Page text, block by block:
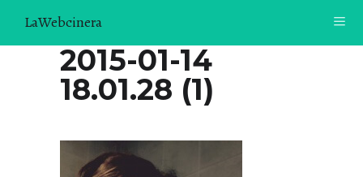
LaWebcinera
RECETAS2015-01-14
18.01.28 (1)